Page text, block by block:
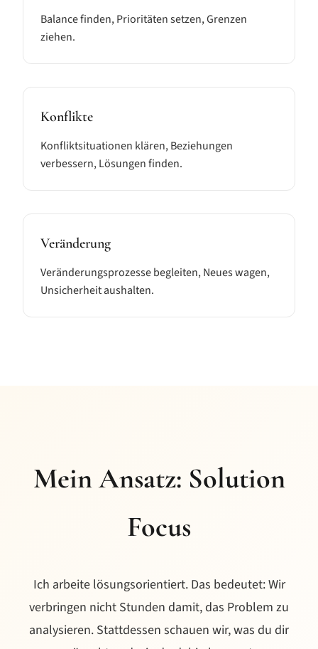
Balance finden, Prioritäten setzen, Grenzen
ziehen.
Konflikte
Konfliktsituationen klären, Beziehungen
verbessern, Lösungen finden.
Veränderung
Veränderungsprozesse begleiten, Neues wagen,
Unsicherheit aushalten.
Mein Ansatz: Solution
Focus
Ich arbeite lösungsorientiert. Das bedeutet: Wir
verbringen nicht Stunden damit, das Problem zu
analysieren. Stattdessen schauen wir, was du dir